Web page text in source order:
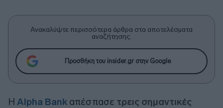
Ανακαλύψτε περισσότερα άρθρα στα αποτελέσματα
αναζήτησης.
Προσθήκη του insider.gr στην Google
Η Alpha Bank απέσπασε τρεις σημαντικές